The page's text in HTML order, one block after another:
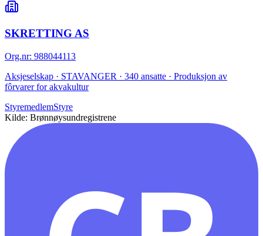
SKRETTING AS
Org.nr: 988044113
Aksjeselskap · STAVANGER · 340 ansatte · Produksjon av
fôrvarer for akvakultur
StyremedlemStyre
Kilde: Brønnøysundregistrene